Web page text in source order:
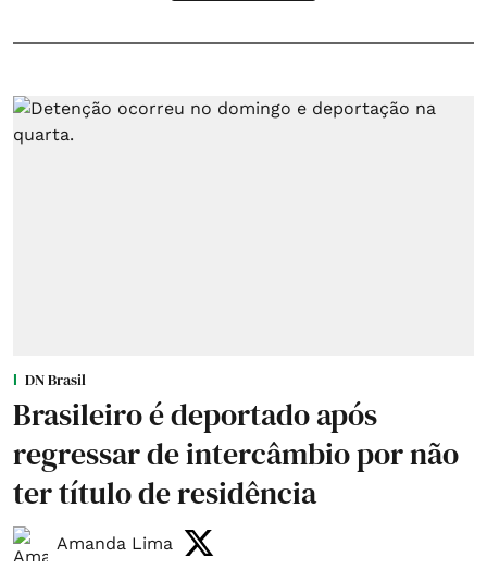
DN Brasil
Brasileiro é deportado após
regressar de intercâmbio por não
ter título de residência
Amanda Lima